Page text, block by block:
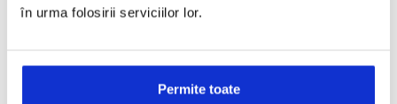
în urma folosirii serviciilor lor.
Permite toate
SERVICE TINICHIGERIE
Body Repair Shift Manager